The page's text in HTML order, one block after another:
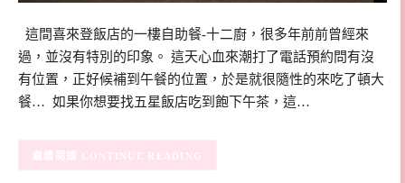
這間喜來登飯店的一樓自助餐-十二廚，很多年前前曾經來
過，並沒有特別的印象。 這天心血來潮打了電話預約問有沒
有位置，正好候補到午餐的位置，於是就很隨性的來吃了頓大
餐… 如果你想要找五星飯店吃到飽下午茶，這…
CONTINUE READING